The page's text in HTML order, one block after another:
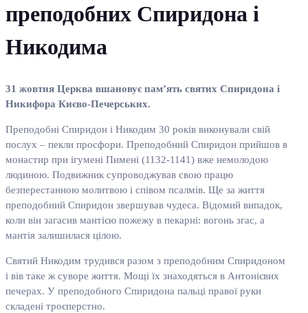
преподобних Спиридона і
Никодима
31 жовтня Церква вшановує пам’ять святих Спиридона і
Никифора Києво-Печерських.
Преподобні Спиридон і Никодим 30 років виконували свій
послух – пекли просфори. Преподобний Спиридон прийшов в
монастир при ігумені Пимені (1132-1141) вже немолодою
людиною. Подвижник супроводжував свою працю
безперестанною молитвою і співом псалмів. Ще за життя
преподобний Спиридон звершував чудеса. Відомий випадок,
коли він загасив мантією пожежу в пекарні: вогонь згас, а
мантія залишилася цілою.
Святий Никодим трудився разом з преподобним Спиридоном
і вів таке ж суворе життя. Мощі їх знаходяться в Антонієвих
печерах. У преподобного Спиридона пальці правої руки
складені троєперстно.